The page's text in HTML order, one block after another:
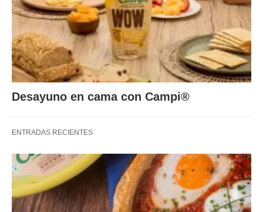
Desayuno en cama con Campi®
ENTRADAS RECIENTES